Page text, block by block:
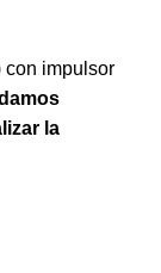
con impulsor
la